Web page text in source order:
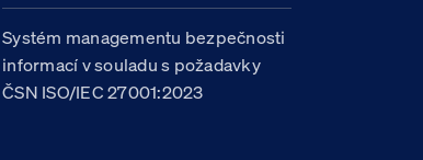
Systém managementu bezpečnosti
informací v souladu s požadavky
ČSN ISO/IEC 27001:2023